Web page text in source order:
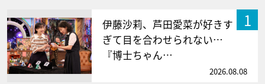
1
伊藤沙莉、芦田愛菜が好きす
ぎて目を合わせられない…
『博士ちゃん…
2026.08.08